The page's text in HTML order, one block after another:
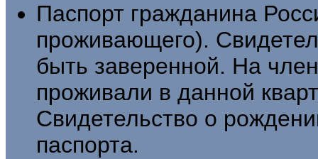
Паспорт гражданина
проживающего).
быть заверенной. На
проживали в данной
Свидетельство о
паспорта.